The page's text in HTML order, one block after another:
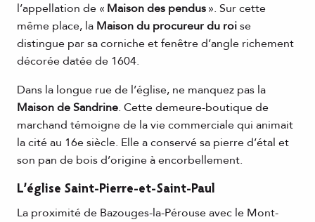
l’appellation de « Maison des pendus». Sur cette
même place, la Maison du procureur du roise
distingue par sa corniche et fenêtre d’angle richement
décorée datée de 1604.
Dans la longue rue de l’église, ne manquez pas la
Maison de Sandrine. Cette demeure-boutique de
marchand témoigne de la vie commerciale qui animait
la cité au 16e siècle. Elle a conservé sa pierre d’étal et
son pan de bois d’origine à encorbellement.
L’église Saint-Pierre-et-Saint-Paul
La proximité de Bazouges-la-Pérouse avec le Mont-